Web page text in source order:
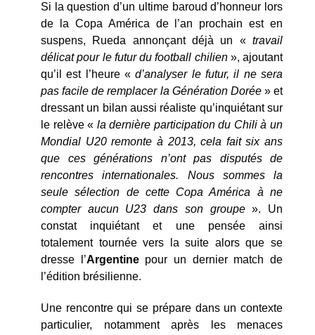
Si la question d’un ultime baroud d’honneur lors
de la Copa América de l’an prochain est en
suspens, Rueda annonçant déjà un « travail
délicat pour le futur du football chilien », ajoutant
qu’il est l’heure «d’analyser le futur, il ne sera
pas facile de remplacer la Génération Dorée » et
dressant un bilan aussi réaliste qu’inquiétant sur
le relève « la dernière participation du Chili à un
Mondial U20 remonte à 2013, cela fait six ans
que ces générations n’ont pas disputés de
rencontres internationales. Nous sommes la
seule sélection de cette Copa América à ne
compter aucun U23 dans son groupe». Un
constat inquiétant et une pensée ainsi
totalement tournée vers la suite alors que se
dresse l’Argentinepour un dernier match de
l’édition brésilienne.
Une rencontre qui se prépare dans un contexte
particulier, notamment après les menaces